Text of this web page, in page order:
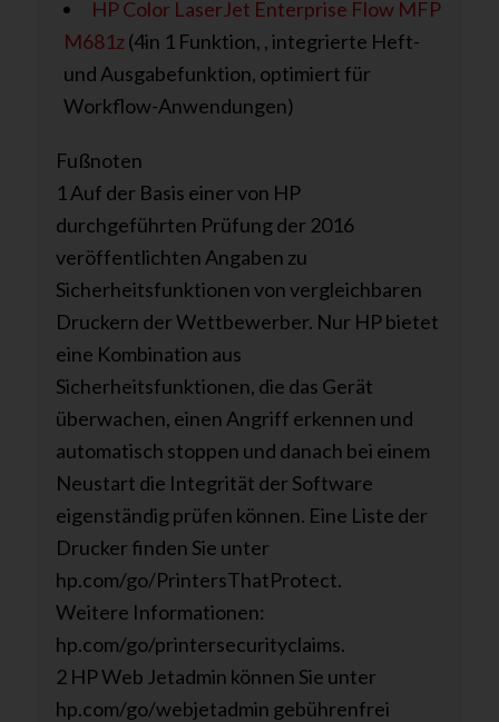
HP Color LaserJet Enterprise Flow MFP
M681z(4in 1 Funktion, , integrierte Heft-
und Ausgabefunktion, optimiert für
Workflow-Anwendungen)
Fußnoten
1 Auf der Basis einer von HP
durchgeführten Prüfung der 2016
veröffentlichten Angaben zu
Sicherheitsfunktionen von vergleichbaren
Druckern der Wettbewerber. Nur HP bietet
eine Kombination aus
Sicherheitsfunktionen, die das Gerät
überwachen, einen Angriff erkennen und
automatisch stoppen und danach bei einem
Neustart die Integrität der Software
eigenständig prüfen können. Eine Liste der
Drucker finden Sie unter
hp.com/go/PrintersThatProtect.
Weitere Informationen:
hp.com/go/printersecurityclaims.
2 HP Web Jetadmin können Sie unter
hp.com/go/webjetadmin gebührenfrei